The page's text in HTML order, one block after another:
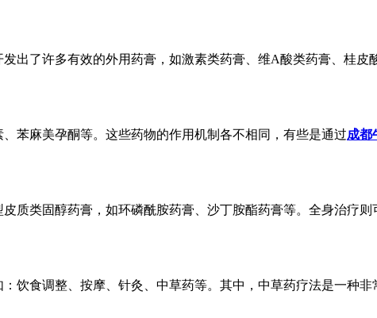
出了许多有效的外用药膏，如激素类药膏、维A酸类药膏、桂皮
苯麻美孕酮等。这些药物的作用机制各不相同，有些是通过成都
质类固醇药膏，如环磷酰胺药膏、沙丁胺酯药膏等。全身治疗
饮食调整、按摩、针灸、中草药等。其中，中草药疗法是一种